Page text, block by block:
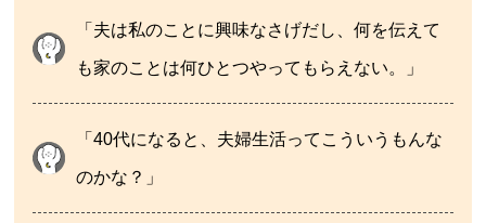
「夫は私のことに興味なさげだし、何を伝えて
も家のことは何ひとつやってもらえない。」
「40代になると、夫婦生活ってこういうもんな
のかな？」